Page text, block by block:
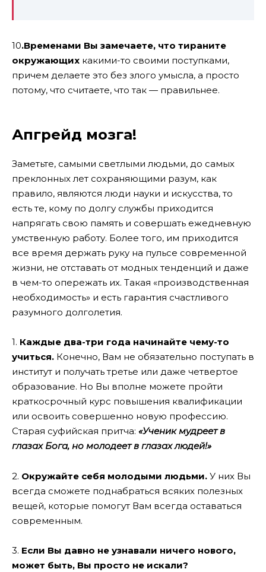
10.Временами Вы замечаете, что тираните
окружающих какими-то своими поступками,
причем делаете это без злого умысла, а просто
потому, что считаете, что так — правильнее.
Апгрейд мозга!
Заметьте, самыми светлыми людьми, до самых
преклонных лет сохраняющими разум, как
правило, являются люди науки и искусства, то
есть те, кому по долгу службы приходится
напрягать свою память и совершать ежедневную
умственную работу. Более того, им приходится
все время держать руку на пульсе современной
жизни, не отставать от модных тенденций и даже
в чем-то опережать их. Такая «производственная
необходимость» и есть гарантия счастливого
разумного долголетия.
1. Каждые два-три года начинайте чему-то
учиться. Конечно, Вам не обязательно поступать в
институт и получать третье или даже четвертое
образование. Но Вы вполне можете пройти
краткосрочный курс повышения квалификации
или освоить совершенно новую профессию.
Старая суфийская притча: «Ученик мудреет в
глазах Бога, но молодеет в глазах людей!»
2. Окружайте себя молодыми людьми. У них Вы
всегда сможете поднабраться всяких полезных
вещей, которые помогут Вам всегда оставаться
современным.
3. Если Вы давно не узнавали ничего нового,
может быть, Вы просто не искали?